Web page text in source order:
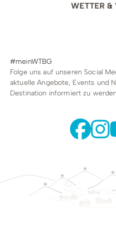
WETTER &
#meinWTBG
Folge uns auf unseren Social
aktuelle Angebote, Events und
Destination informiert zu